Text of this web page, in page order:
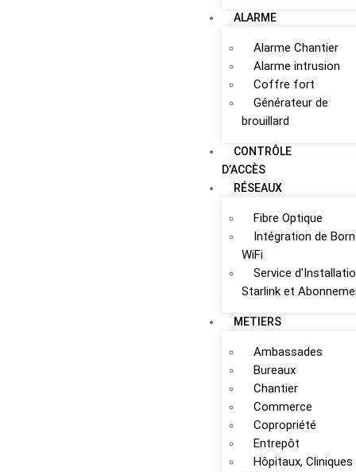
ALARME
Alarme Chantier
Alarme intrusion
Coffre fort
Générateur de
brouillard
CONTRÔLE
D’ACCÈS
RÉSEAUX
Fibre Optique
Intégration de
WiFi
Service
Starlink et
METIERS
Ambassades
Bureaux
Chantier
Commerce
Copropriété
Entrepôt
Hôpitaux,